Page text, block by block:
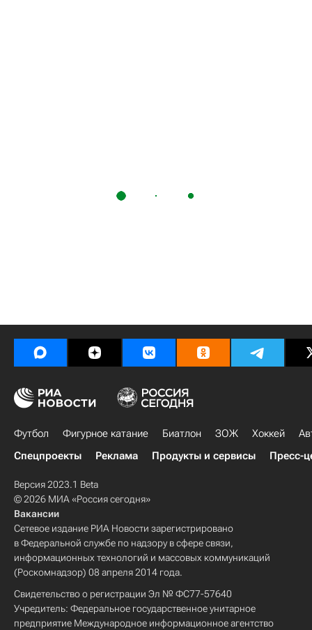
Футбол Фигурное катание Биатлон ЗОЖ Хоккей
Спецпроекты
Реклама Продукты и сервисы Пресс-
Версия 2023.1 Beta
© 2026 МИА «Россия сегодня»
Вакансии
Сетевое издание РИА Новости зарегистрировано
в Федеральной службе по надзору в сфере связи,
информационных технологий и массовых коммуникаций
(Роскомнадзор) 08 апреля 2014 года.
Свидетельство о регистрации Эл № ФС77-57640
Учредитель: Федеральное государственное унитарное
предприятие Международное информационное агентство